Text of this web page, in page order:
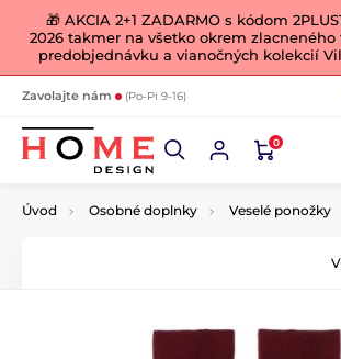
🎁 AKCIA 2+1 ZADARMO s kódom
2026 takmer na všetko okrem zlacneného
predobjednávku a vianočných kolekcií
Zavolajte nám (Po-Pi 9-16)
0
Úvod Osobné doplnky Veselé ponožky